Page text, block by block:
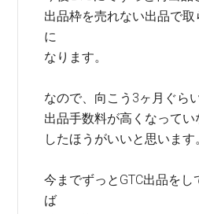
出品枠を売れない出品で取
に
なります。
なので、向こう3ヶ月ぐら
出品手数料が高くなってい
したほうがいいと思います
今までずっとGTC出品を
ば